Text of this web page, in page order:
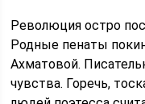
Революция остро
Родные пенаты
Ахматовой.
чувства. Горечь,